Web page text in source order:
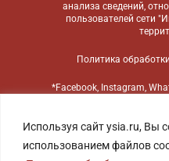
Используя сайт ysia.ru, Вы
использованием файлов
анализа сведений,
пользователей сети
Политика
*Facebook, Instagram,